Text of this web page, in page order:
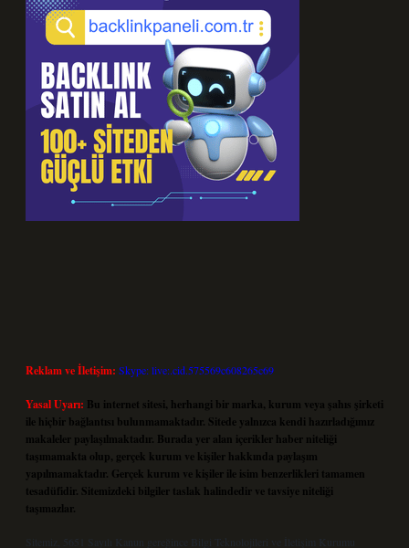
Reklam ve İletişim: Skype: live:.cid.575569c608265c69
Yasal Uyarı: Bu internet sitesi, herhangi bir marka, kurum veya şahıs şirketi
ile hiçbir bağlantısı bulunmamaktadır. Sitede yalnızca kendi hazırladığımız
makaleler paylaşılmaktadır. Burada yer alan içerikler haber niteliği
taşımamakta olup, gerçek kurum ve kişiler hakkında paylaşım
yapılmamaktadır. Gerçek kurum ve kişiler ile isim benzerlikleri tamamen
tesadüfidir. Sitemizdeki bilgiler taslak halindedir ve tavsiye niteliği
taşımazlar.
Sitemiz, 5651 Sayılı Kanun gereğince Bilgi Teknolojileri ve İletişim Kurumu